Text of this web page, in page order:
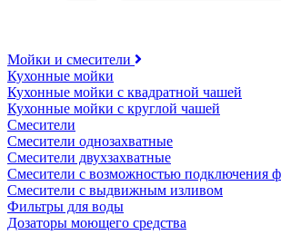
Мойки и смесители
Кухонные мойки
Кухонные мойки с квадратной чашей
Кухонные мойки с круглой чашей
Смесители
Смесители однозахватные
Смесители двухзахватные
Смесители с возможностью подключения
Смесители с выдвижным изливом
Фильтры для воды
Дозаторы моющего средства